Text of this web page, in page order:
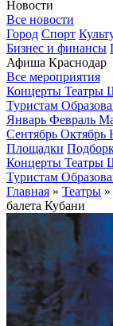
Новости
Все новости
Город Спорт
Бизнес и финансы
Афиша Краснодар
Все мероприятия
Концерты Театры
Туристам
Январь Февраль
Сентябрь Октябрь
Площадки
Концерты Театры
Туристам
Главная » Театры
балета Кубани